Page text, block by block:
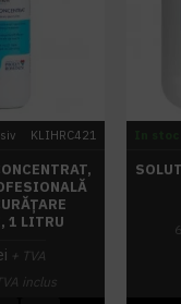
KLIHRC421
1 LITRU
+ TVA
inclus